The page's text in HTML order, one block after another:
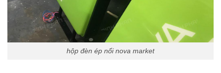
hộp đèn ép nổi nova market